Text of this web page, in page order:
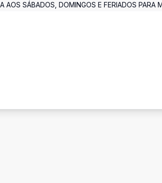
AOS SÁBADOS, DOMINGOS E FERIADOS PARA